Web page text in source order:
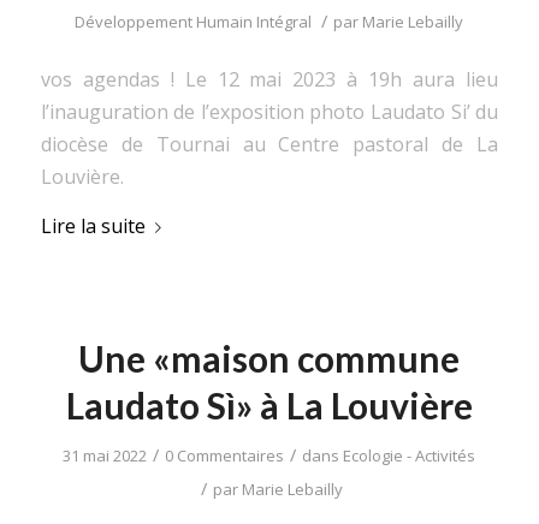
Développement Humain Intégral / par Marie Lebailly
vos agendas ! Le 12 mai 2023 à 19h aura lieu
l’inauguration de l’exposition photo Laudato Si’ du
diocèse de Tournai au Centre pastoral de La
Louvière.
Lire la suite
Une «maison commune
Laudato Sì» à La Louvière
31 mai 2022 / 0 Commentaires / dans Ecologie - Activités
/ par Marie Lebailly